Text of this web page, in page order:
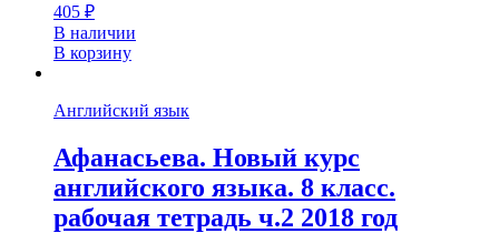
405 ₽
В наличии
В корзину
Английский язык
Афанасьева. Новый курс
английского языка. 8 класс.
рабочая тетрадь ч.2 2018 год